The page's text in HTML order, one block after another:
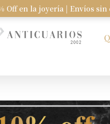
Off en la joyería | Envíos